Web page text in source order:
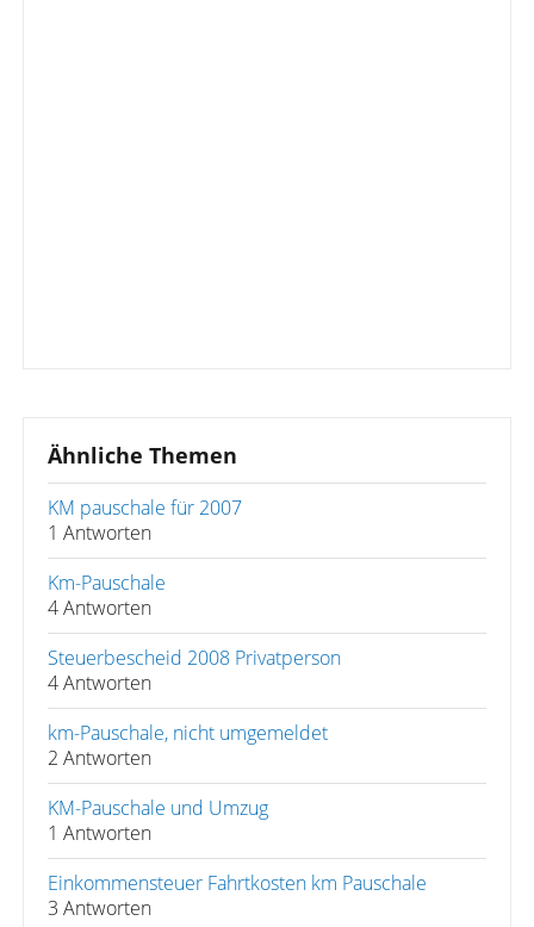
Ähnliche Themen
KM pauschale für 2007
1 Antworten
Km-Pauschale
4 Antworten
Steuerbescheid 2008 Privatperson
4 Antworten
km-Pauschale, nicht umgemeldet
2 Antworten
KM-Pauschale und Umzug
1 Antworten
Einkommensteuer Fahrtkosten km Pauschale
3 Antworten